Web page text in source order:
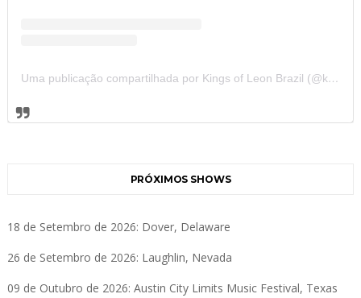
Uma publicação compartilhada por Kings of Leon Brazil (@kolbrazil)
PRÓXIMOS SHOWS
18 de Setembro de 2026: Dover, Delaware
26 de Setembro de 2026: Laughlin, Nevada
09 de Outubro de 2026: Austin City Limits Music Festival, Texas